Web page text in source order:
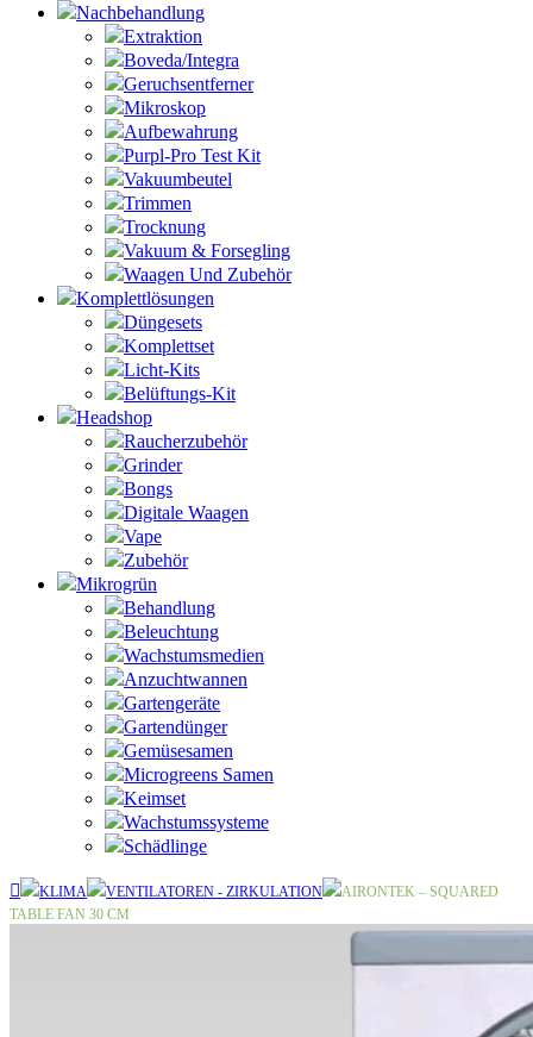
Nachbehandlung
Extraktion
Boveda/Integra
Geruchsentferner
Mikroskop
Aufbewahrung
Purpl-Pro Test Kit
Vakuumbeutel
Trimmen
Trocknung
Vakuum & Forsegling
Waagen Und Zubehör
Komplettlösungen
Düngesets
Komplettset
Licht-Kits
Belüftungs-Kit
Headshop
Raucherzubehör
Grinder
Bongs
Digitale Waagen
Vape
Zubehör
Mikrogrün
Behandlung
Beleuchtung
Wachstumsmedien
Anzuchtwannen
Gartengeräte
Gartendünger
Gemüsesamen
Microgreens Samen
Keimset
Wachstumssysteme
Schädlinge
KLIMA VENTILATOREN - ZIRKULATION
AIRONTEK – SQUARED
TABLE FAN 30 CM